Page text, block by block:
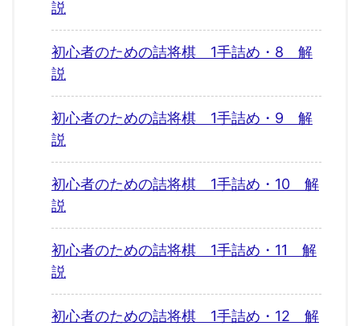
説
初心者のための詰将棋 1手詰め・8 解
説
初心者のための詰将棋 1手詰め・9 解
説
初心者のための詰将棋 1手詰め・10 解
説
初心者のための詰将棋 1手詰め・11 解
説
初心者のための詰将棋 1手詰め・12 解